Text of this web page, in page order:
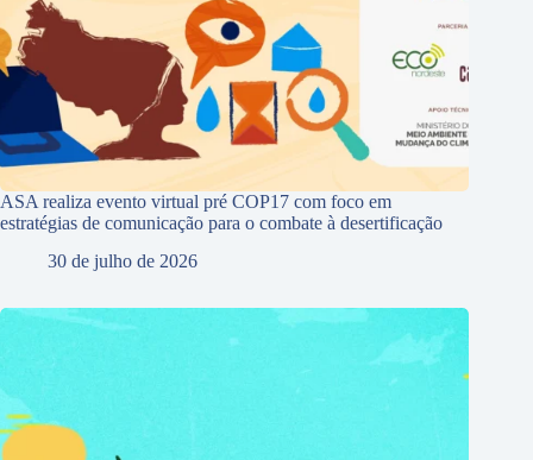
ASA realiza evento virtual pré COP17 com foco em
estratégias de comunicação para o combate à desertificação
30 de julho de 2026